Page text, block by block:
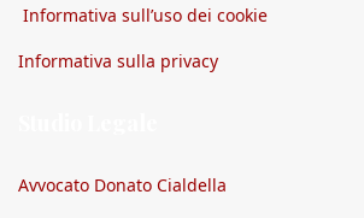
Informativa sull’uso dei cookie
Informativa sulla privacy
Avvocato Donato Cialdella